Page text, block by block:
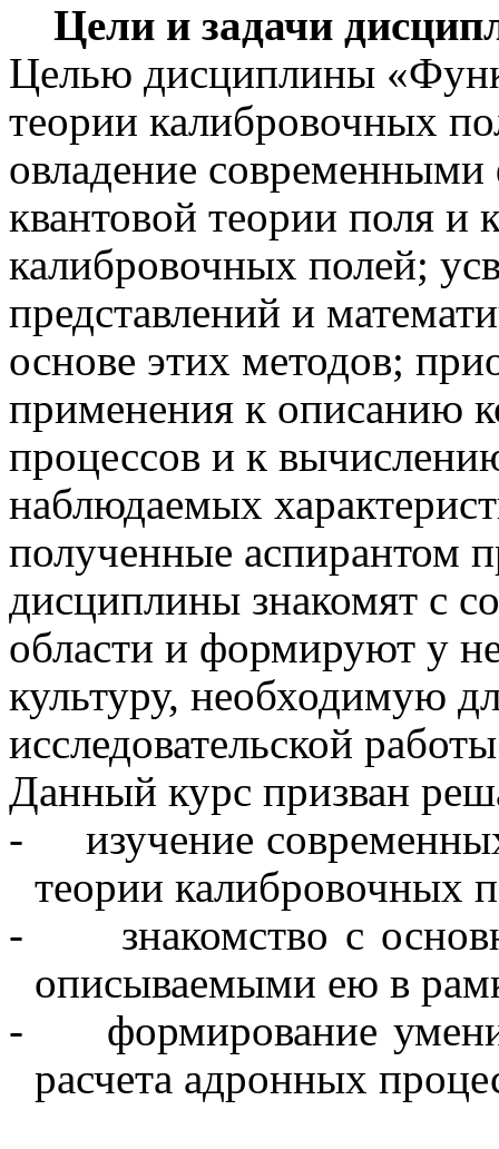
Цели и задачи
Целью дисциплины
теории калибровочных
овладение
квантовой теории поля и
калибровочных полей;
представлений и
основе этих методов;
применения к описанию
процессов и к
наблюдаемых
полученные аспирантом
дисциплины знакомят с
области и формируют у
культуру, необходимую
исследовательской
Данный курс призван
-
изучение
теории калибровочных
-
знакомство с
описываемыми ею в
-
формирование
расчета адронных